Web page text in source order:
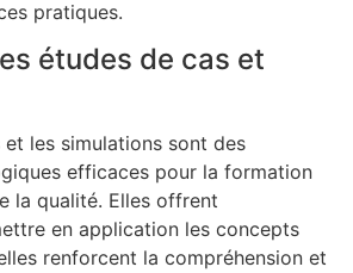
pratiques.
études de cas et
et les simulations sont des
efficaces pour la formation
la qualité. Elles offrent
en application les concepts
renforcent la compréhension et